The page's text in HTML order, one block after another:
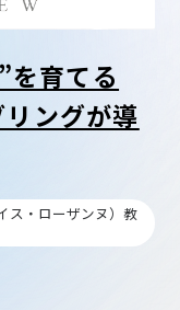
育てる
ングが導
ス・ローザンヌ）教